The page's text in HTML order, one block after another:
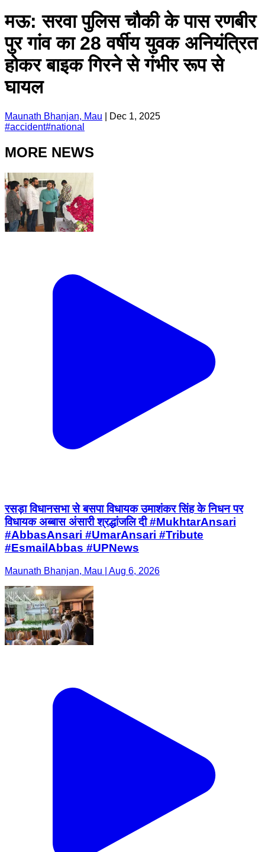
मऊ: सरवा पुलिस चौकी के पास रणबीर
पुर गांव का 28 वर्षीय युवक अनियंत्रित
होकर बाइक गिरने से गंभीर रूप से
घायल
Maunath Bhanjan, Mau
Dec 1, 2025
#accident#national
MORE NEWS
रसड़ा विधानसभा से बसपा विधायक उमाशंकर सिंह के निधन पर
विधायक अब्बास अंसारी श्रद्धांजलि दी #MukhtarAnsari
#AbbasAnsari #UmarAnsari #Tribute
#EsmailAbbas #UPNews
Maunath Bhanjan, Mau | Aug 6, 2026